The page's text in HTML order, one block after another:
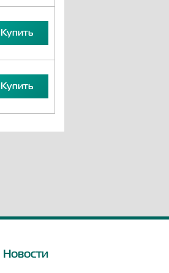
Купить
Купить
Новости